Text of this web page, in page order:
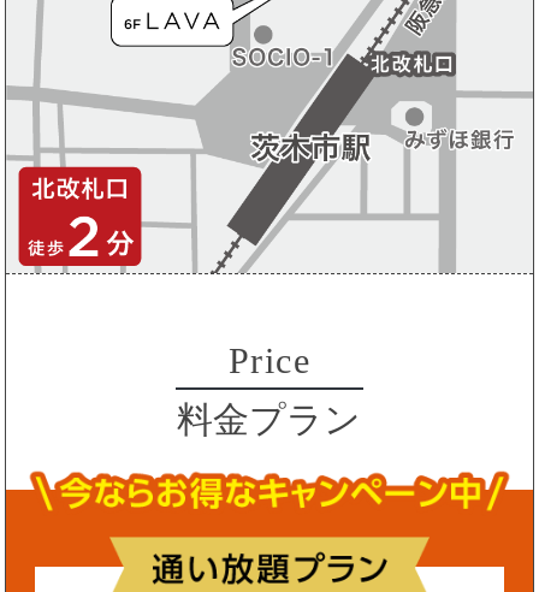
Price
料金プラン